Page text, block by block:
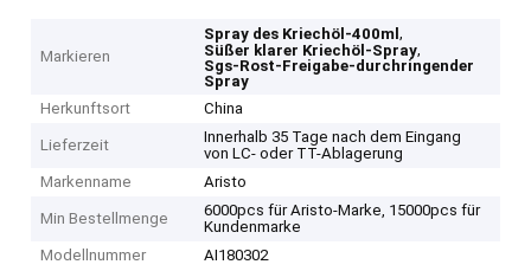
Markieren
Spray des Kriechöl-400ml,
Süßer klarer Kriechöl-Spray,
Sgs-Rost-Freigabe-durchringender
Spray
Herkunftsort
China
Lieferzeit
Innerhalb 35 Tage nach dem Eingang
von LC- oder TT-Ablagerung
Markenname
Aristo
Min Bestellmenge
6000pcs für Aristo-Marke, 15000pcs für
Kundenmarke
Modellnummer
AI180302